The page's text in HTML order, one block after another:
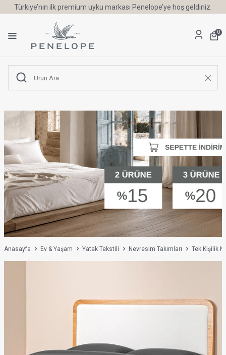
Türkiye’nin ilk premium uyku markası Penelope’ye hoş geldiniz.
0
Anasayfa Ev & Yaşam Yatak Tekstili Nevresim Takımları Tek Kişilik